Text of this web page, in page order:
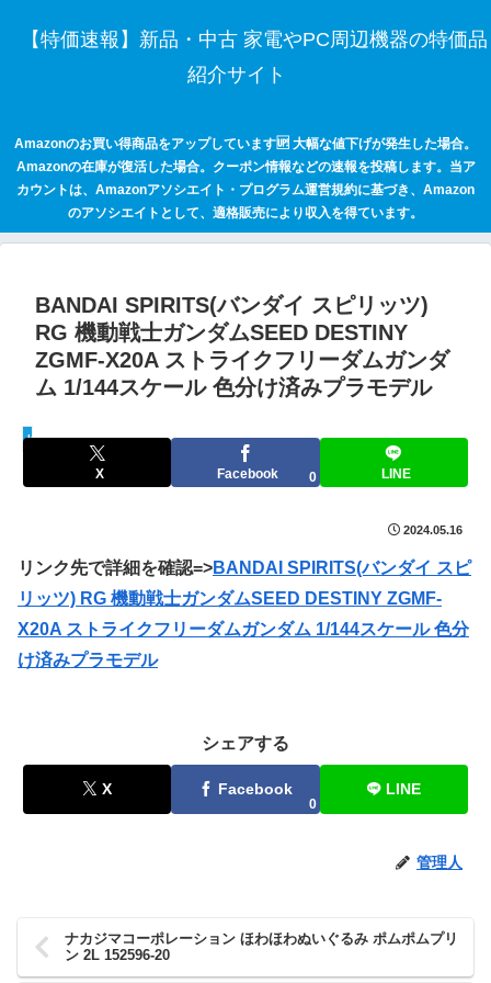
【特価速報】新品・中古 家電やPC周辺機器の特価品
紹介サイト
Amazonのお買い得商品をアップしています🆙 大幅な値下げが発生した場合。
Amazonの在庫が復活した場合。クーポン情報などの速報を投稿します。当ア
カウントは、Amazonアソシエイト・プログラム運営規約に基づき、Amazon
のアソシエイトとして、適格販売により収入を得ています。
BANDAI SPIRITS(バンダイ スピリッツ)
RG 機動戦士ガンダムSEED DESTINY
ZGMF-X20A ストライクフリーダムガンダ
ム 1/144スケール 色分け済みプラモデル
keepaトラッキング
X Facebook 0 LINE
2024.05.16
リンク先で詳細を確認=>BANDAI SPIRITS(バンダイ スピ
リッツ) RG 機動戦士ガンダムSEED DESTINY ZGMF-
X20A ストライクフリーダムガンダム 1/144スケール 色分
け済みプラモデル
シェアする
X Facebook
0
LINE
管理人
ナカジマコーポレーション ほわほわぬいぐるみ ポムポムプリ
ン 2L 152596-20